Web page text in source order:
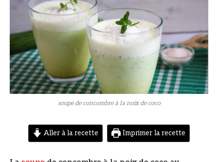
soupe de concombre à la noix de coco
Aller à la recette Imprimer la recette